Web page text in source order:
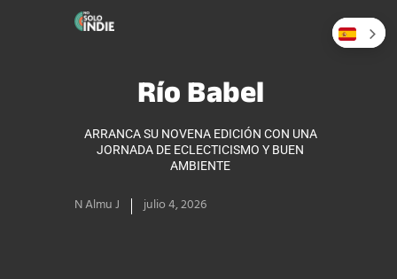
Río Babel
ARRANCA SU NOVENA EDICIÓN CON UNA
JORNADA DE ECLECTICISMO Y BUEN
AMBIENTE
N Almu J julio 4, 2026